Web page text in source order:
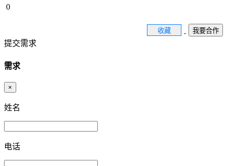
0
收藏 我要合作
提交需求
需求
×
姓名
电话